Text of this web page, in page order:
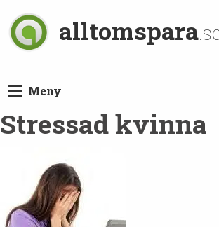
alltomspara
Meny
Stressad kvinna